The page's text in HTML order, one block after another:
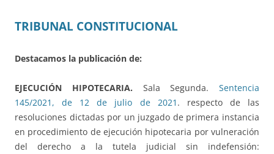
TRIBUNAL CONSTITUCIONAL
Destacamos la publicación de:
EJECUCIÓN HIPOTECARIA. Sala Segunda. Sentencia
145/2021, de 12 de julio de 2021 . respecto de las
resoluciones dictadas por un juzgado de primera instancia
en procedimiento de ejecución hipotecaria por vulneración
del derecho a la tutela judicial sin indefensión: